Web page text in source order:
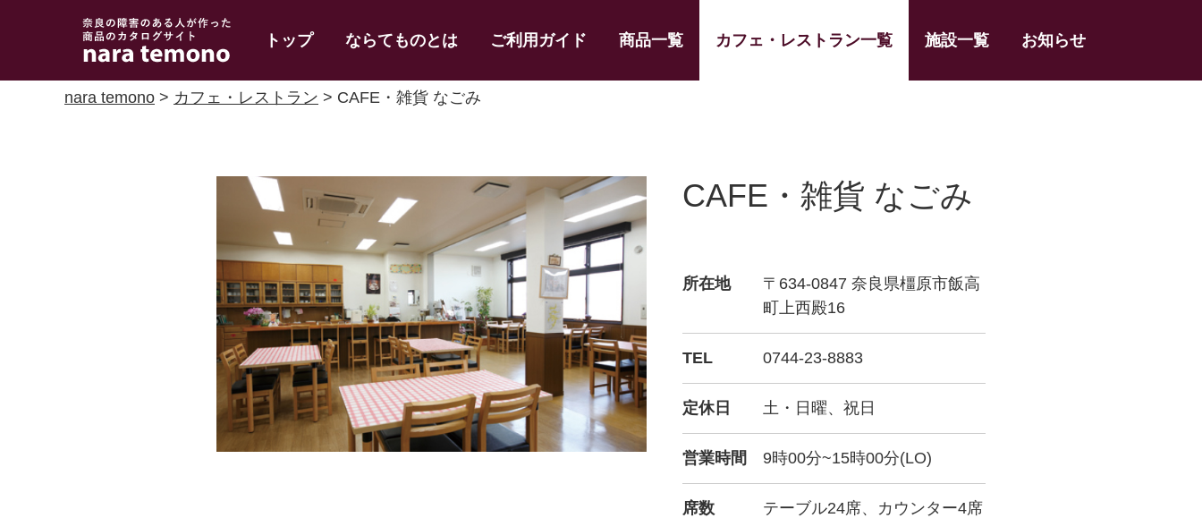
奈良で障害のある人
の手作り商品 nara
temono
トップ ならてものとは ご利用ガイド 商品一覧 カフェ・レストラン一覧 施設一覧 お知らせ
nara temono > カフェ・レストラン > CAFE・雑貨 なごみ
CAFE・雑貨 なごみ
所在地
〒634-0847 奈良県橿原市飯高
町上西殿16
TEL 0744-23-8883
定休日 土・日曜、祝日
営業時間 9時00分~15時00分(LO)
席数 テーブル24席、カウンター4席